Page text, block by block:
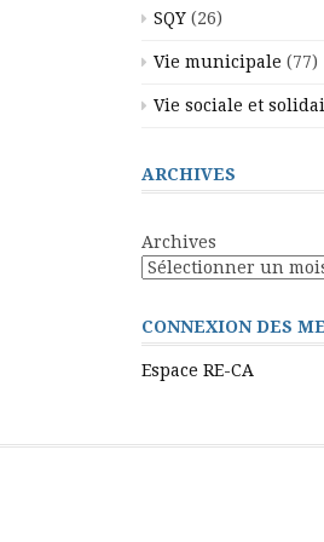
SQY (26)
Vie municipale (77)
Vie sociale et
ARCHIVES
Archives
CONNEXION DES
Espace RE-CA